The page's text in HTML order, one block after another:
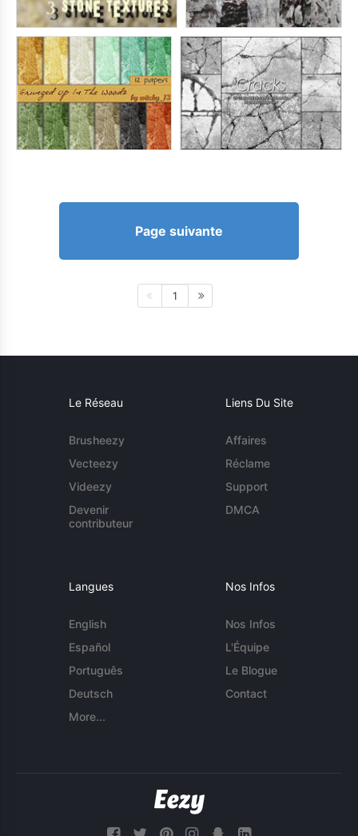
Page suivante
1
Le Réseau
Brusheezy
Vecteezy
Videezy
Devenir
contributeur
Liens Du Site
Affaires
Réclame
Support
DMCA
Langues
English
Español
Português
Deutsch
More...
Nos Infos
Nos Infos
L'Équipe
Le Blogue
Contact